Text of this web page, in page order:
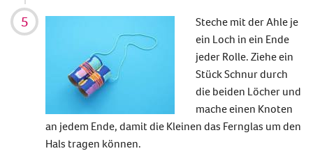
Steche mit der Ahle je
ein Loch in ein Ende
jeder Rolle. Ziehe ein
Stück Schnur durch
die beiden Löcher und
mache einen Knoten
an jedem Ende, damit die Kleinen das Fernglas um den
Hals tragen können.